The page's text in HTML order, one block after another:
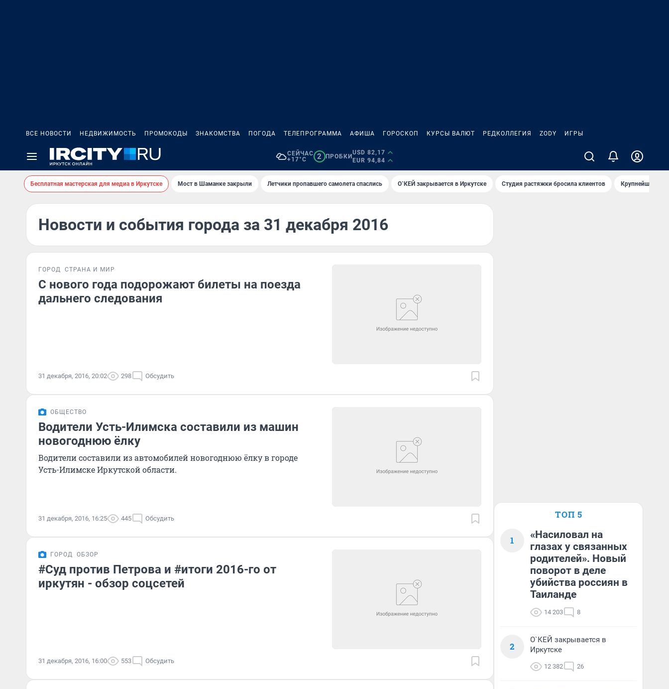
ВСЕ НОВОСТИ НЕДВИЖИМОСТЬ ПРОМОКОДЫ ЗНАКОМСТВА ПОГОДА ТЕЛЕПРОГРАММА АФИША ГОРОСКОП КУРСЫ ВАЛЮТ РЕДКОЛЛЕГИЯ ZODY ИГРЫ
СЕЙЧАС
+17°C
2 ПРОБКИ
USD 82,17
EUR 94,84
Бесплатная мастерская для медиа в Иркутске Мост в Шаманке закрыли Летчики пропавшего самолета спаслись О`КЕЙ закрывается в Иркутске Студия растяжки бросила клиентов Крупнейшие
Новости и события города за 31 декабря 2016
ГОРОД СТРАНА И МИР
С нового года подорожают билеты на поезда
дальнего следования
31 декабря, 2016, 20:02 298 Обсудить
ОБЩЕСТВО
Водители Усть-Илимска составили из машин
новогоднюю ёлку
Водители составили из автомобилей новогоднюю ёлку в городе
Усть-Илимске Иркутской области.
31 декабря, 2016, 16:25 445 Обсудить
ГОРОД ОБЗОР
#Суд против Петрова и #итоги 2016-го от
иркутян - обзор соцсетей
31 декабря, 2016, 16:00 553 Обсудить
ТОП 5
1
«Насиловал на
глазах у связанных
родителей». Новый
поворот в деле
убийства россиян в
Таиланде
14 203 8
2
О`КЕЙ закрывается в
Иркутске
12 382 26